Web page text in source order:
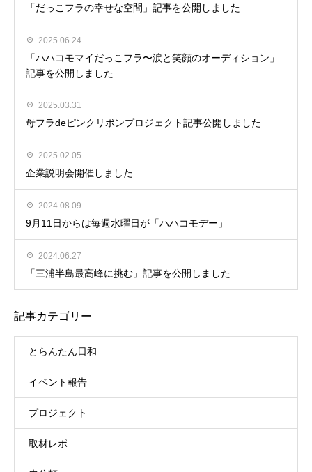
「だっこフラの幸せな空間」記事を公開しました
2025.06.24
「ハハコモマイだっこフラ〜涙と笑顔のオーディション」
記事を公開しました
2025.03.31
母フラdeピンクリボンプロジェクト記事公開しました
2025.02.05
企業説明会開催しました
2024.08.09
9月11日からは毎週水曜日が「ハハコモデー」
2024.06.27
「三浦半島最高峰に挑む」記事を公開しました
記事カテゴリー
とらんたん日和
イベント報告
プロジェクト
取材レポ